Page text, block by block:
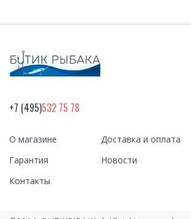
+7 (495)532 75 78
О магазине
Доставка и оплата
Гарантия
Новости
Контакты